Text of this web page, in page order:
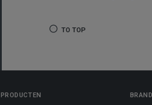
TO TOP
PRODUCTEN